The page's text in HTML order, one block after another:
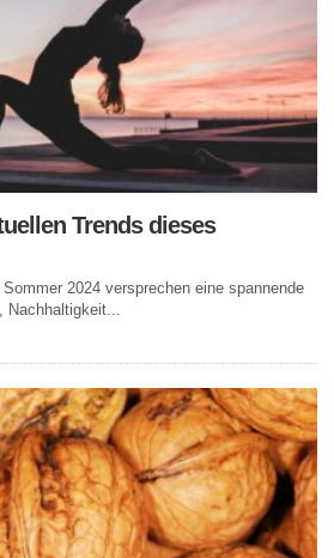
Trends dieses
2024 versprechen eine spannende
Nachhaltigkeit...